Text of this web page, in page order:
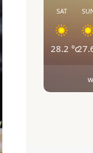
SAT
28.2 °c